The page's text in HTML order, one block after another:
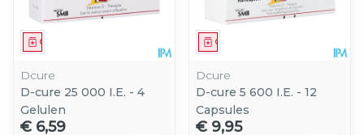
Geneesmiddel
Dcure
D-cure 25 000 I.E. - 4
Gelulen
€ 6,59
Geneesmiddel
Dcure
D-cure 5 600 I.E. - 12
Capsules
€ 9,95